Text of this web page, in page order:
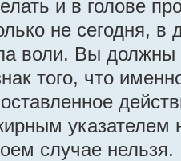
и в голове
не сегодня, в
воли. Вы должны
того, что
указателем
случае нельзя.